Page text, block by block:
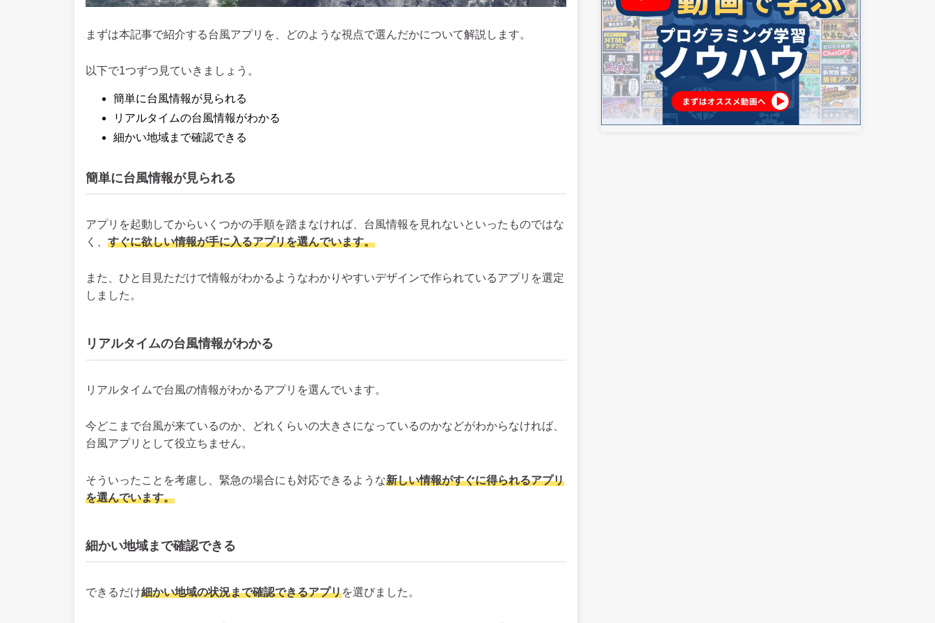
まずは本記事で紹介する台風アプリを、どのような視点で選んだかについて解説します。
以下で1つずつ見ていきましょう。
簡単に台風情報が見られる
リアルタイムの台風情報がわかる
細かい地域まで確認できる
簡単に台風情報が見られる
アプリを起動してからいくつかの手順を踏まなければ、台風情報を見れないといったものではな
く、 すぐに欲しい情報が手に入るアプリを選んでいます。
また、ひと目見ただけで情報がわかるようなわかりやすいデザインで作られているアプリを選定
しました。
リアルタイムの台風情報がわかる
リアルタイムで台風の情報がわかるアプリを選んでいます。
今どこまで台風が来ているのか、どれくらいの大きさになっているのかなどがわからなければ、
台風アプリとして役立ちません。
そういったことを考慮し、緊急の場合にも対応できるような新しい情報がすぐに得られるアプリ
を選んでいます。
細かい地域まで確認できる
できるだけ細かい地域の状況まで確認できるアプリを選びました。